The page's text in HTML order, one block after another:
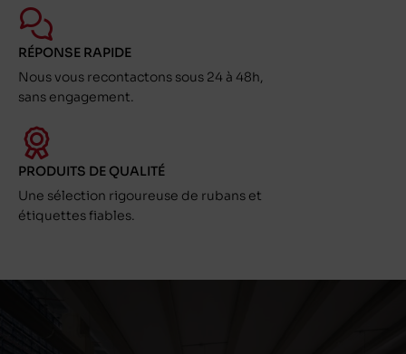
RÉPONSE RAPIDE
Nous vous recontactons sous 24 à 48h,
sans engagement.
PRODUITS DE QUALITÉ
Une sélection rigoureuse de rubans et
étiquettes fiables.